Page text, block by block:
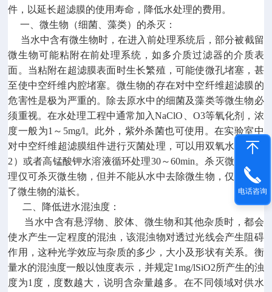
件，以延长超滤膜的使用寿命，降低水处理的费用。
一、微生物（细菌、藻类）的杀灭：
当水中含有微生物时，在进入前处理系统后，部分被截留
微生物可能粘附在前处理系统，如多介质过滤器的介质表
面。当粘附在超滤膜表面时生长繁殖，可能使微孔堵塞，甚
至使中空纤维内腔堵塞。微生物的存在对中空纤维超滤膜的
危害性是极为严重的。除去原水中的细菌及藻类等微生物必
须重视。在水处理工程中通常加入NaClO、O3等氧化剂，浓
度一般为1～5mg/l。此外，紫外杀菌也可使用。在实验室中
对中空纤维超滤膜组件进行灭菌处理，可以用双氧水（H2O
2）或者高锰酸钾水溶液循环处理30～60min。杀灭微生物处
理仅可杀灭微生物，但并不能从水中去除微生物，仅仅防止
了微生物的滋长。
二、降低进水混浊度：
当水中含有悬浮物、胶体、微生物和其他杂质时，都会
使水产生一定程度的混浊，该混浊物对透过光线会产生阻碍
作用，这种光学效应与杂质的多少，大小及形状有关系。衡
量水的混浊度一般以蚀度表示，并规定1mg/lSiO2所产生的浊
度为1度，度数越大，说明含杂量越多。在不同领域对供水
电话咨询